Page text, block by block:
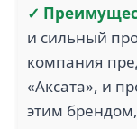
✓
и сильный
компания
«Аксата», и
этим